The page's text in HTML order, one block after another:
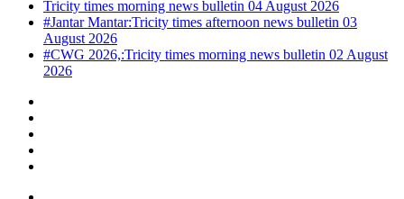
Tricity times morning news bulletin 04 August 2026
#Jantar Mantar:Tricity times afternoon news bulletin 03
August 2026
#CWG 2026,:Tricity times morning news bulletin 02 August
2026